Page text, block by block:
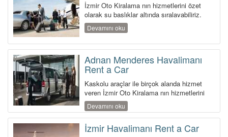
İzmir Oto Kiralama nın hizmetlerini özet
olarak şu başlıklar altında sıralayabiliriz.
İzmir de Ailenizle bir ...
Devamını oku
Adnan Menderes Havalimanı
Rent a Car
Kaskolu araçlar ile birçok alanda hizmet
veren İzmir Oto Kiralama nın hizmetlerini
özet ol...
Devamını oku
İzmir Havalimanı Rent a Car